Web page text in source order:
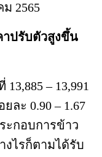
2565
ปรับตัวสูงขึ้น
13,885 – 13,991
ละ 0.90 – 1.67
ะกอบการข้าว
งไรก็ตามได้รับ